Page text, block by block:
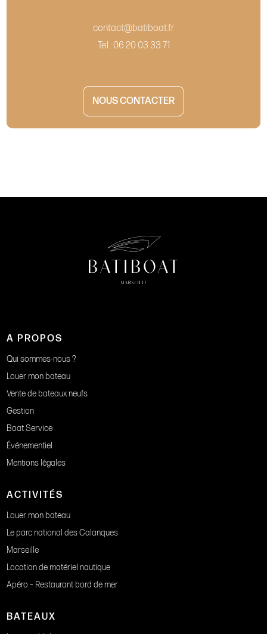
contact@batiboat.fr
Tel : 06 20 03 33 71
NOUS CONTACTER
A PROPOS
Qui sommes-nous ?
Louer mon bateau
Vente de bateaux neufs
Gestion
Boat Service
Événementiel
Mentions légales
ACTIVITÉS
Louer mon bateau
Le parc national des Calanques
Marseille
Location de matériel nautique
Apéro – Restaurant bord de mer
BATEAUX